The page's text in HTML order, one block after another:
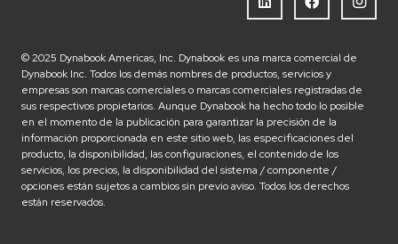
© 2025 Dynabook Americas, Inc. Dynabook es una marca comercial de
Dynabook Inc. Todos los demás nombres de productos, servicios y
empresas son marcas comerciales o marcas comerciales registradas de
sus respectivos propietarios. Aunque Dynabook ha hecho todo lo posible
en el momento de la publicación para garantizar la precisión de la
información proporcionada en este sitio web, las especificaciones del
producto, la disponibilidad, las configuraciones, el contenido de los
servicios, los precios, la disponibilidad del sistema / componente /
opciones están sujetos a cambios sin previo aviso. Todos los derechos
están reservados.